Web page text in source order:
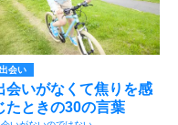
出会い
会いがなくて焦りを感
たときの30の言葉